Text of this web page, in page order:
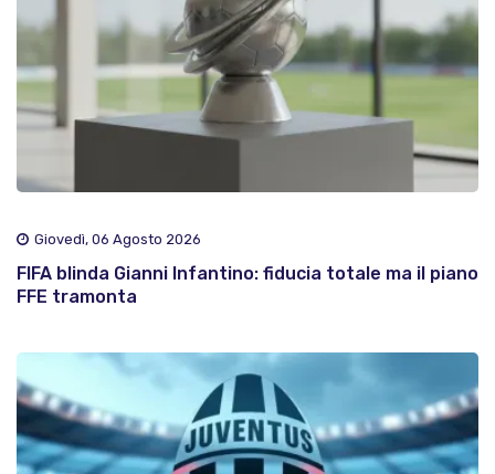
Giovedì, 06 Agosto 2026
FIFA blinda Gianni Infantino: fiducia totale ma il piano
FFE tramonta